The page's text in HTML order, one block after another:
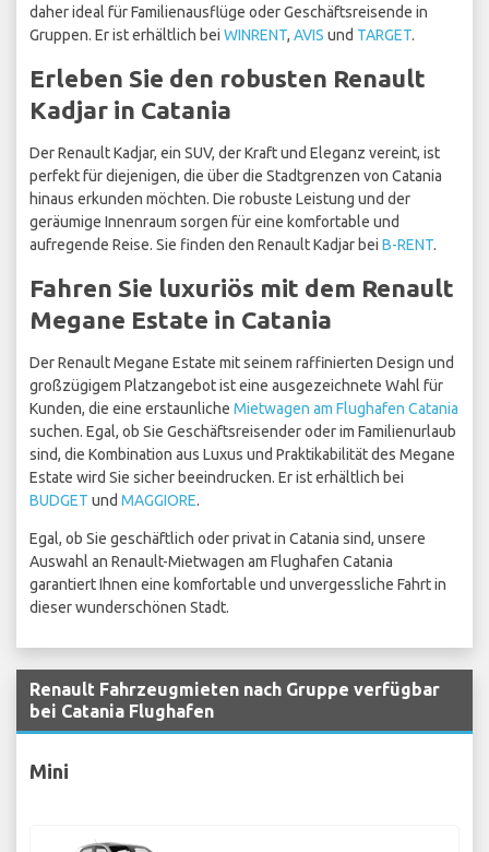
daher ideal für Familienausflüge oder Geschäftsreisende in
Gruppen. Er ist erhältlich bei WINRENT, AVIS und TARGET.
Erleben Sie den robusten Renault
Kadjar in Catania
Der Renault Kadjar, ein SUV, der Kraft und Eleganz vereint, ist
perfekt für diejenigen, die über die Stadtgrenzen von Catania
hinaus erkunden möchten. Die robuste Leistung und der
geräumige Innenraum sorgen für eine komfortable und
aufregende Reise. Sie finden den Renault Kadjar bei B-RENT.
Fahren Sie luxuriös mit dem Renault
Megane Estate in Catania
Der Renault Megane Estate mit seinem raffinierten Design und
großzügigem Platzangebot ist eine ausgezeichnete Wahl für
Kunden, die eine erstaunliche Mietwagen am Flughafen Catania
suchen. Egal, ob Sie Geschäftsreisender oder im Familienurlaub
sind, die Kombination aus Luxus und Praktikabilität des Megane
Estate wird Sie sicher beeindrucken. Er ist erhältlich bei
BUDGET und MAGGIORE.
Egal, ob Sie geschäftlich oder privat in Catania sind, unsere
Auswahl an Renault-Mietwagen am Flughafen Catania
garantiert Ihnen eine komfortable und unvergessliche Fahrt in
dieser wunderschönen Stadt.
Renault Fahrzeugmieten nach Gruppe verfügbar
bei Catania Flughafen
Mini